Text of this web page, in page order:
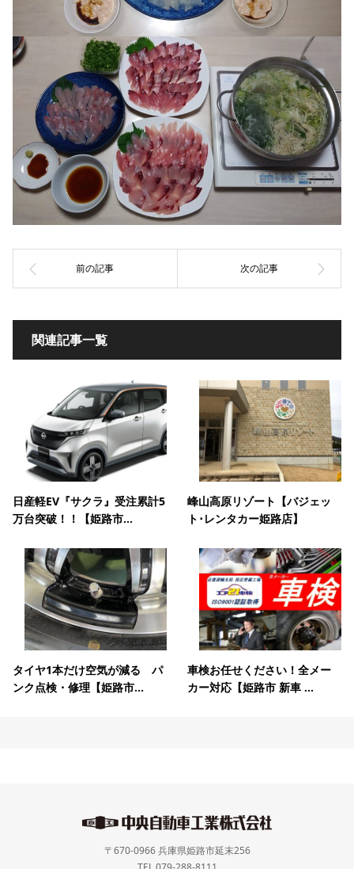
関連記事一覧
日産軽EV『サクラ』受注累計5
万台突破！！【姫路市...
峰山高原リゾート【バジェッ
ト･レンタカー姫路店】
タイヤ1本だけ空気が減る パ
ンク点検・修理【姫路市...
車検お任せください！全メー
カー対応【姫路市 新車 ...
〒670-0966 兵庫県姫路市延末256